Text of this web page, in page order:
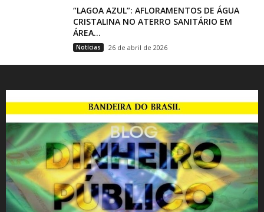
“LAGOA AZUL”: AFLORAMENTOS DE ÁGUA
CRISTALINA NO ATERRO SANITÁRIO EM
ÁREA...
Notícias 26 de abril de 2026